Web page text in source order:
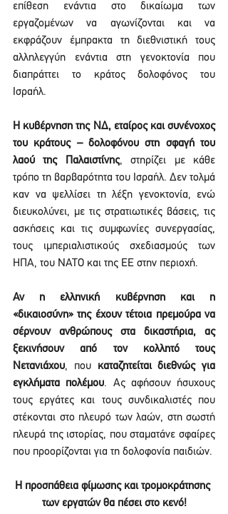
επίθεση ενάντια στο δικαίωμα των
εργαζομένων να αγωνίζονται και να
εκφράζουν έμπρακτα τη διεθνιστική τους
αλληλεγγύη ενάντια στη γενοκτονία που
διαπράττει το κράτος δολοφόνος του
Ισραήλ.
Η κυβέρνηση της ΝΔ, εταίρος και συνένοχος
του κράτους – δολοφόνου στη σφαγή του
λαού της Παλαιστίνης, στηρίζει με κάθε
τρόπο τη βαρβαρότητα του Ισραήλ. Δεν τολμά
καν να ψελλίσει τη λέξη γενοκτονία, ενώ
διευκολύνει, με τις στρατιωτικές βάσεις, τις
ασκήσεις και τις συμφωνίες συνεργασίας,
τους ιμπεριαλιστικούς σχεδιασμούς των
ΗΠΑ, του ΝΑΤΟ και της ΕΕ στην περιοχή.
Αν η ελληνική κυβέρνηση και η
«δικαιοσύνη» της έχουν τέτοια πρεμούρα να
σέρνουν ανθρώπους στα δικαστήρια, ας
ξεκινήσουν από τον κολλητό τους
Νετανιάχου, που καταζητείται διεθνώς για
εγκλήματα πολέμου. Ας αφήσουν ήσυχους
τους εργάτες και τους συνδικαλιστές που
στέκονται στο πλευρό των λαών, στη σωστή
πλευρά της ιστορίας, που σταματάνε σφαίρες
που προορίζονται για τη δολοφονία παιδιών.
Η προσπάθεια φίμωσης και τρομοκράτησης
των εργατών θα πέσει στο κενό!